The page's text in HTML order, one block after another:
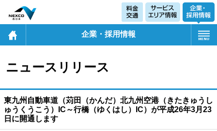
企業・採用情報
ニュースリリース
東九州自動車道（苅田（かんだ）北九州空港（きたきゅうし
ゅうくうこう）IC～行橋（ゆくはし）IC）が平成26年3月23
日に開通します